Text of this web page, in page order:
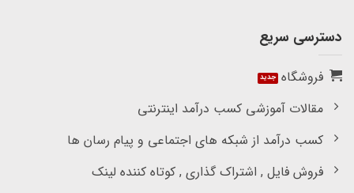
دسترسی سریع
فروشگاه
مقالات آموزشی کسب درآمد اینترنتی
کسب درآمد از شبکه های اجتماعی و پیام رسان ها
فروش فایل , اشتراک گذاری , کوتاه کننده لینک